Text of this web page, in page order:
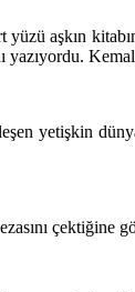
aşkın
yetişkin
çektiğine